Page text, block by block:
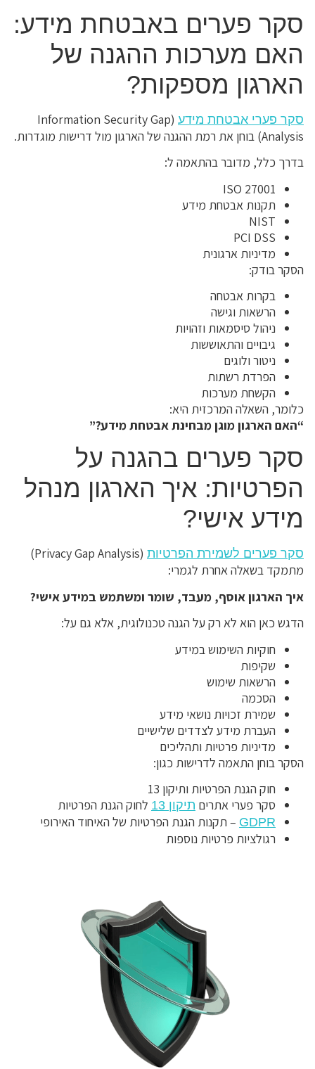
סקר פערים באבטחת מידע:
האם מערכות ההגנה של
הארגון מספקות?
סקר פערי אבטחת מידע (Information Security Gap
Analysis) בוחן את רמת ההגנה של הארגון מול דרישות מוגדרות.
בדרך כלל, מדובר בהתאמה ל:
ISO 27001
תקנות אבטחת מידע
NIST
PCI DSS
מדיניות ארגונית
הסקר בודק:
בקרות אבטחה
הרשאות וגישה
ניהול סיסמאות וזהויות
גיבויים והתאוששות
ניטור ולוגים
הפרדת רשתות
הקשחת מערכות
כלומר, השאלה המרכזית היא:
“האם הארגון מוגן מבחינת אבטחת מידע?”
סקר פערים בהגנה על
הפרטיות: איך הארגון מנהל
מידע אישי?
סקר פערים לשמירת הפרטיות
(Privacy Gap Analysis)
מתמקד בשאלה אחרת לגמרי:
איך הארגון אוסף, מעבד, שומר ומשתמש במידע אישי?
הדגש כאן הוא לא רק על הגנה טכנולוגית, אלא גם על:
חוקיות השימוש במידע
שקיפות
הרשאות שימוש
הסכמה
שמירת זכויות נושאי מידע
העברת מידע לצדדים שלישיים
מדיניות פרטיות ותהליכים
הסקר בוחן התאמה לדרישות כגון:
חוק הגנת הפרטיות ותיקון 13
סקר פערי אתרים תיקון 13 לחוק הגנת הפרטיות
GDPR – תקנות הגנת הפרטיות של האיחוד האירופי
רגולציות פרטיות נוספות